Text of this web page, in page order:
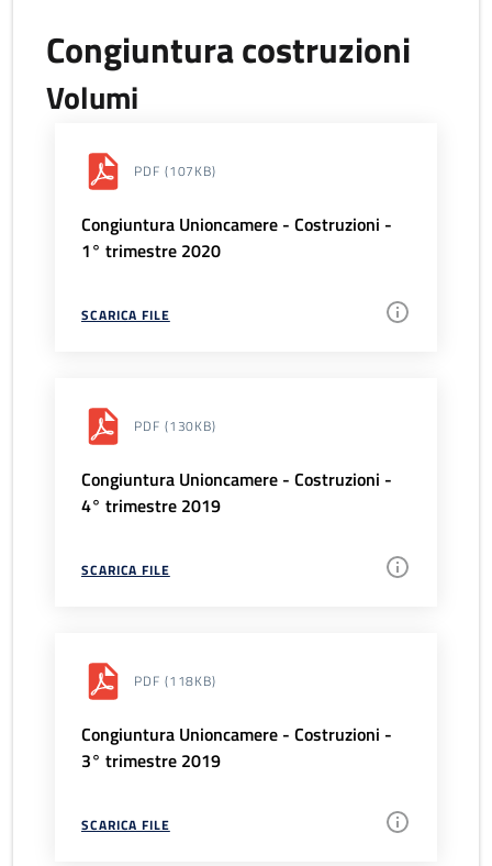
Congiuntura costruzioni
Volumi
PDF (107KB)
Congiuntura Unioncamere - Costruzioni -
1° trimestre 2020
SCARICA FILE
PDF (130KB)
Congiuntura Unioncamere - Costruzioni -
4° trimestre 2019
SCARICA FILE
PDF (118KB)
Congiuntura Unioncamere - Costruzioni -
3° trimestre 2019
SCARICA FILE